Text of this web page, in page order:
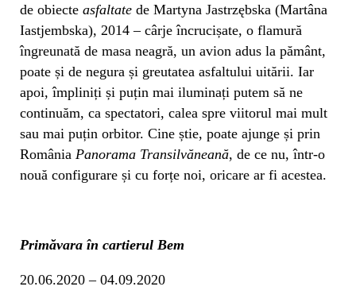
de obiecte asfaltate de Martyna Jastrzębska (Martâna
Iastjembska), 2014 – cârje încrucișate, o flamură
îngreunată de masa neagră, un avion adus la pământ,
poate și de negura și greutatea asfaltului uitării. Iar
apoi, împliniți și puțin mai iluminați putem să ne
continuăm, ca spectatori, calea spre viitorul mai mult
sau mai puțin orbitor. Cine știe, poate ajunge și prin
România Panorama Transilvăneană, de ce nu, într-o
nouă configurare și cu forțe noi, oricare ar fi acestea.
Primăvara în cartierul Bem
20.06.2020 – 04.09.2020